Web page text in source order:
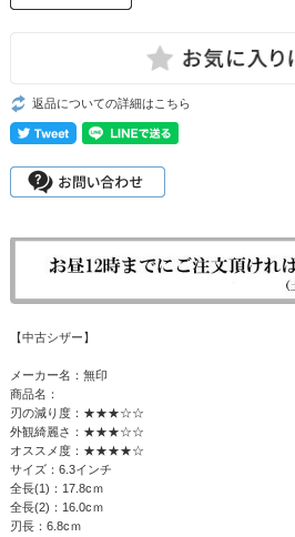
返品についての詳細はこちら
【中古シザー】
メーカー名：無印
商品名：
刃の減り度：★★★☆☆
外観綺麗さ：★★★☆☆
オススメ度：★★★★☆
サイズ：6.3インチ
全長(1)：17.8cｍ
全長(2)：16.0cｍ
刃長：6.8cｍ